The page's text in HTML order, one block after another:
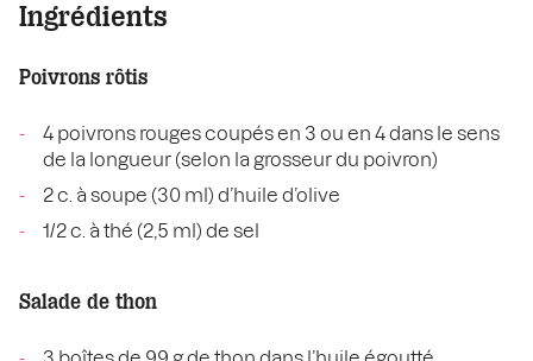
Ingrédients
Poivrons rôtis
4 poivrons rouges coupés en 3 ou en 4 dans le sens
de la longueur (selon la grosseur du poivron)
2 c. à soupe (30 ml) d’huile d’olive
1/2 c. à thé (2,5 ml) de sel
Salade de thon